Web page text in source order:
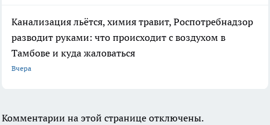
Канализация льётся, химия травит, Роспотребнадзор
разводит руками: что происходит с воздухом в
Тамбове и куда жаловаться
Вчера
Комментарии на этой странице отключены.